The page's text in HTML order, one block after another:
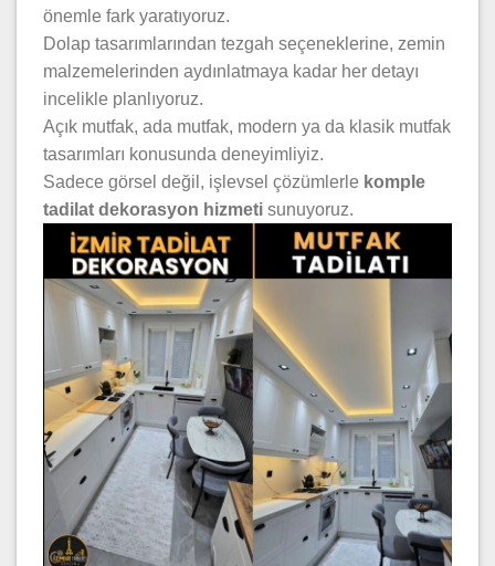
önemle fark yaratıyoruz.
Dolap tasarımlarından tezgah seçeneklerine, zemin
malzemelerinden aydınlatmaya kadar her detayı
incelikle planlıyoruz.
Açık mutfak, ada mutfak, modern ya da klasik mutfak
tasarımları konusunda deneyimliyiz.
Sadece görsel değil, işlevsel çözümlerle komple
tadilat dekorasyon hizmeti sunuyoruz.